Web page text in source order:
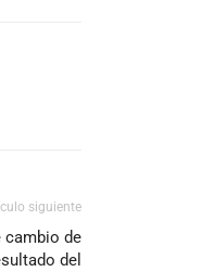
siguiente
cambio de
del